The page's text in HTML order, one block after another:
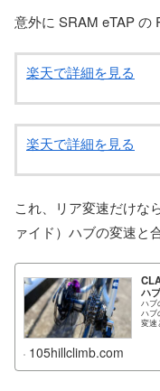
意外に SRAM eTAP の
楽天で詳細を見る
楽天で詳細を見る
これ、リア変速だけな
ァイド）ハブの変速と
ハ
ハブ
ハブ
変速
105hillclimb.com